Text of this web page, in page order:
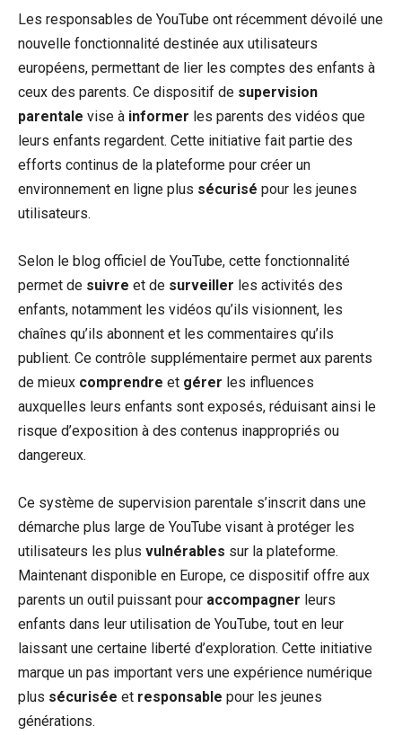
Les responsables de YouTube ont récemment dévoilé une
nouvelle fonctionnalité destinée aux utilisateurs
européens, permettant de lier les comptes des enfants à
ceux des parents. Ce dispositif de supervision
parentale vise à informer les parents des vidéos que
leurs enfants regardent. Cette initiative fait partie des
efforts continus de la plateforme pour créer un
environnement en ligne plus sécurisé pour les jeunes
utilisateurs.
Selon le blog officiel de YouTube, cette fonctionnalité
permet de suivre et de surveiller les activités des
enfants, notamment les vidéos qu’ils visionnent, les
chaînes qu’ils abonnent et les commentaires qu’ils
publient. Ce contrôle supplémentaire permet aux parents
de mieux comprendre et gérer les influences
auxquelles leurs enfants sont exposés, réduisant ainsi le
risque d’exposition à des contenus inappropriés ou
dangereux.
Ce système de supervision parentale s’inscrit dans une
démarche plus large de YouTube visant à protéger les
utilisateurs les plus vulnérables sur la plateforme.
Maintenant disponible en Europe, ce dispositif offre aux
parents un outil puissant pour accompagner leurs
enfants dans leur utilisation de YouTube, tout en leur
laissant une certaine liberté d’exploration. Cette initiative
marque un pas important vers une expérience numérique
plus sécurisée et responsable pour les jeunes
générations.